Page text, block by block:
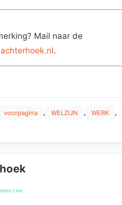
Mail naar de
.
voorpagina , WELZIJN , WERK ,
Live